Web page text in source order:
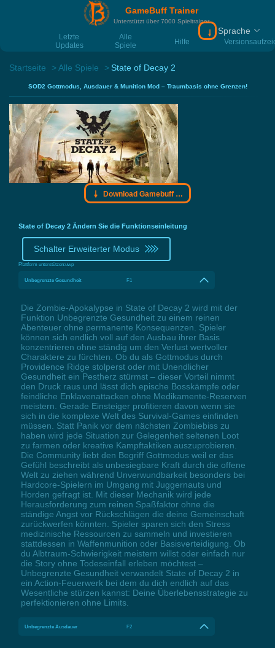
GameBuff Trainer
Unterstützt über 7000 Spieltrainer
Letzte
Updates
Alle
Spiele
Hilfe
Download
Sprache
Startseite Alle Spiele State of Decay 2
SOD2 Gottmodus, Ausdauer & Munition Mod – Traumbasis ohne Grenzen!
Download Gamebuff Trainer
State of Decay 2 Ändern Sie die Funktionseinleitung
Schalter Erweiterter Modus
Plattform unterstützen:uwp
Unbegrenzte Gesundheit F1
Die Zombie-Apokalypse in State of Decay 2 wird mit der
Funktion Unbegrenzte Gesundheit zu einem reinen
Abenteuer ohne permanente Konsequenzen. Spieler
können sich endlich voll auf den Ausbau ihrer Basis
konzentrieren ohne ständig um den Verlust wertvoller
Charaktere zu fürchten. Ob du als Gottmodus durch
Providence Ridge stolperst oder mit Unendlicher
Gesundheit ein Pestherz stürmst – dieser Vorteil nimmt
den Druck raus und lässt dich epische Bosskämpfe oder
feindliche Enklavenattacken ohne Medikamente-Reserven
meistern. Gerade Einsteiger profitieren davon wenn sie
sich in die komplexe Welt des Survival-Games einfinden
müssen. Statt Panik vor dem nächsten Zombiebiss zu
haben wird jede Situation zur Gelegenheit seltenen Loot
zu farmen oder kreative Kampftaktiken auszuprobieren.
Die Community liebt den Begriff Gottmodus weil er das
Gefühl beschreibt als unbesiegbare Kraft durch die offene
Welt zu ziehen während Unverwundbarkeit besonders bei
Hardcore-Spielern im Umgang mit Juggernauts und
Horden gefragt ist. Mit dieser Mechanik wird jede
Herausforderung zum reinen Spaßfaktor ohne die
ständige Angst vor Rückschlägen die deine Gemeinschaft
zurückwerfen könnten. Spieler sparen sich den Stress
medizinische Ressourcen zu sammeln und investieren
stattdessen in Waffenmunition oder Basisverteidigung. Ob
du Albtraum-Schwierigkeit meistern willst oder einfach nur
die Story ohne Todeseinfall erleben möchtest –
Unbegrenzte Gesundheit verwandelt State of Decay 2 in
ein Action-Feuerwerk bei dem du dich endlich auf das
Wesentliche stürzen kannst: Deine Überlebensstrategie zu
perfektionieren ohne Limits.
Unbegrenzte Ausdauer F2